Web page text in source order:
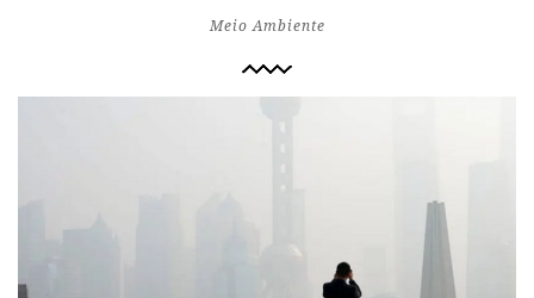
Meio Ambiente